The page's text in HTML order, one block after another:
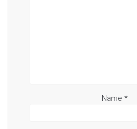
Name *